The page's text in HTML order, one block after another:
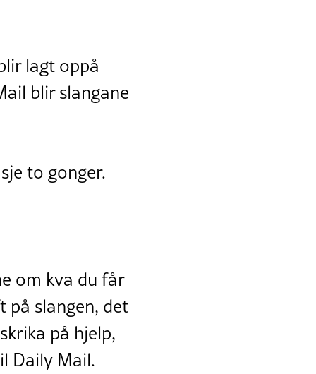
lagt oppå
blir slangane
to gonger.
om kva du får
på slangen, det
på hjelp,
Daily Mail.